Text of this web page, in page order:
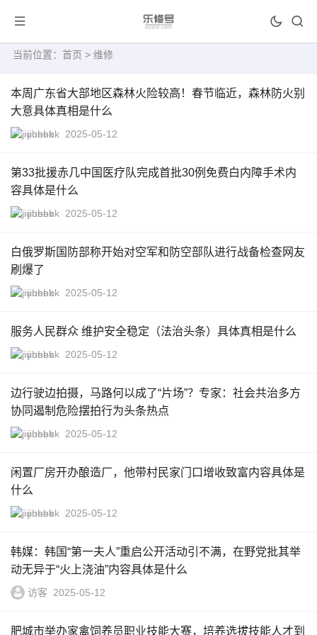
当前位置： 首页 > 维修
本周广东省大部地区森林火险较高！春节临近，森林防火别
大意具体真相是什么
jiuhebk 2025-05-12
第33批援赤几中国医疗队完成首批30例免费白内障手术内
容具体是什么
jiuhebk 2025-05-12
白俄罗斯国防部称开始对空军和防空部队进行战备检查网友
刷爆了
jiuhebk 2025-05-12
服务人民群众 维护安全稳定（法治头条）具体真相是什么
jiuhebk 2025-05-12
边行驶边拍摄，马路何以成了“片场”？专家：社会共治多方
协同遏制危险摆拍行为头条热点
jiuhebk 2025-05-12
闲置厂房开办酿造厂，他带村民家门口增收致富内容具体是
什么
jiuhebk 2025-05-12
韩媒：韩国“第一夫人”重启公开活动引不满，在野党批其举
动无异于“火上浇油”内容具体是什么
访客 2025-05-12
肥城市举办家禽饲养员职业技能大赛，培养选拔技能人才到